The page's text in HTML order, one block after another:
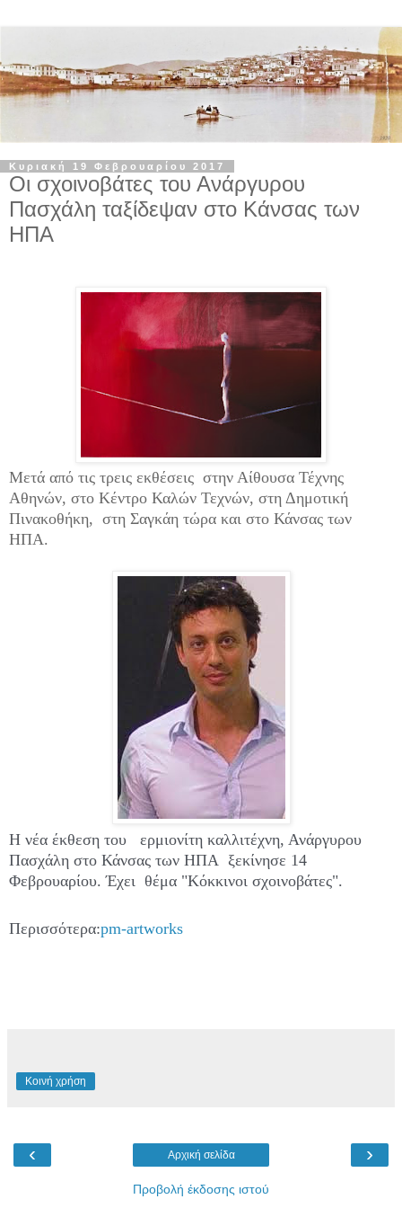
Κυριακή 19 Φεβρουαρίου 2017
Οι σχοινοβάτες του Ανάργυρου
Πασχάλη ταξίδεψαν στο Κάνσας των
ΗΠΑ
Μετά από τις τρεις εκθέσεις στην Αίθουσα Τέχνης
Αθηνών, στο Κέντρο Καλών Τεχνών, στη Δημοτική
Πινακοθήκη, στη Σαγκάη τώρα και στο Κάνσας των
ΗΠΑ.
Η νέα έκθεση του ερμιονίτη καλλιτέχνη, Ανάργυρου
Πασχάλη στο Κάνσας των ΗΠΑ ξεκίνησε 14
Φεβρουαρίου. Έχει θέμα "Κόκκινοι σχοινοβάτες".
Περισσότερα:pm-artworks
Κοινή χρήση
‹ ›
Αρχική σελίδα
Προβολή έκδοσης ιστού